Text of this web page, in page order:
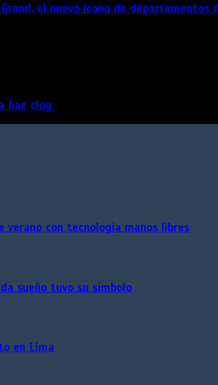
el nuevo ícono de departamentos
bae clog
verano con tecnología manos libres
sueño tuvo su símbolo
en Lima